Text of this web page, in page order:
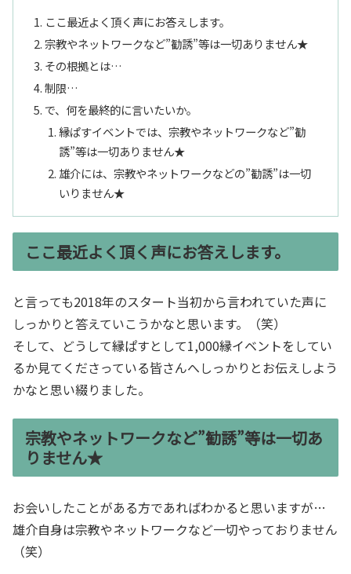
ここ最近よく頂く声にお答えします。
宗教やネットワークなど”勧誘”等は一切ありません★
その根拠とは…
制限…
で、何を最終的に言いたいか。
縁ぱすイベントでは、宗教やネットワークなど”勧
誘”等は一切ありません★
雄介には、宗教やネットワークなどの”勧誘”は一切
いりません★
ここ最近よく頂く声にお答えします。
と言っても2018年のスタート当初から言われていた声に
しっかりと答えていこうかなと思います。（笑）
そして、どうして縁ぱすとして1,000縁イベントをしてい
るか見てくださっている皆さんへしっかりとお伝えしよう
かなと思い綴りました。
宗教やネットワークなど”勧誘”等は一切あ
りません★
お会いしたことがある方であればわかると思いますが…
雄介自身は宗教やネットワークなど一切やっておりません
（笑）